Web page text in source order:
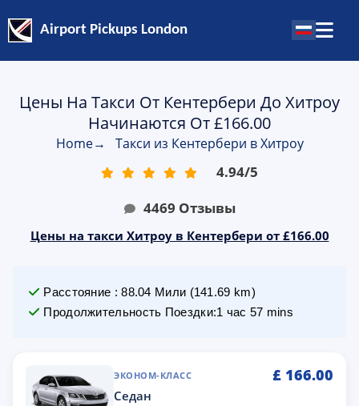
Airport Pickups London
Цены На Такси От Кентербери До Хитроу
Начинаются От £166.00
Home→ Такси из Кентербери в Хитроу
4.94/5
4469 Отзывы
Цены на такси Хитроу в Кентербери от £166.00
Расстояние :88.04 Мили (141.69 km)
Продолжительность Поездки:1 час 57 mins
ЭКОНОМ-КЛАСС £ 166.00
Седан